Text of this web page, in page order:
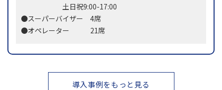
土日祝9:00-17:00
●スーパーバイザー 4席
●オペレーター 21席
導入事例をもっと見る